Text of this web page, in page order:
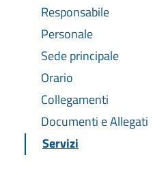
Responsabile
Personale
Sede principale
Orario
Collegamenti
Documenti e Allegati
Servizi